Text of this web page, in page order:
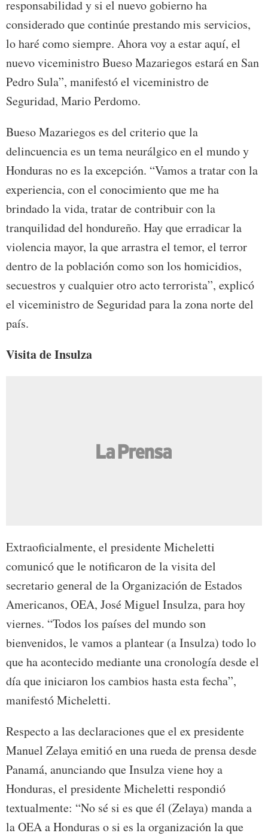
responsabilidad y si el nuevo gobierno ha
considerado que continúe prestando mis servicios,
lo haré como siempre. Ahora voy a estar aquí, el
nuevo viceministro Bueso Mazariegos estará en San
Pedro Sula”, manifestó el viceministro de
Seguridad, Mario Perdomo.
Bueso Mazariegos es del criterio que la
delincuencia es un tema neurálgico en el mundo y
Honduras no es la excepción. “Vamos a tratar con la
experiencia, con el conocimiento que me ha
brindado la vida, tratar de contribuir con la
tranquilidad del hondureño. Hay que erradicar la
violencia mayor, la que arrastra el temor, el terror
dentro de la población como son los homicidios,
secuestros y cualquier otro acto terrorista”, explicó
el viceministro de Seguridad para la zona norte del
país.
Visita de Insulza
Extraoficialmente, el presidente Micheletti
comunicó que le notificaron de la visita del
secretario general de la Organización de Estados
Americanos, OEA, José Miguel Insulza, para hoy
viernes. “Todos los países del mundo son
bienvenidos, le vamos a plantear (a Insulza) todo lo
que ha acontecido mediante una cronología desde el
día que iniciaron los cambios hasta esta fecha”,
manifestó Micheletti.
Respecto a las declaraciones que el ex presidente
Manuel Zelaya emitió en una rueda de prensa desde
Panamá, anunciando que Insulza viene hoy a
Honduras, el presidente Micheletti respondió
textualmente: “No sé si es que él (Zelaya) manda a
la OEA a Honduras o si es la organización la que